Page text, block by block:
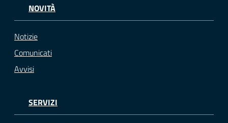
NOVITÀ
Notizie
Comunicati
Avvisi
SERVIZI